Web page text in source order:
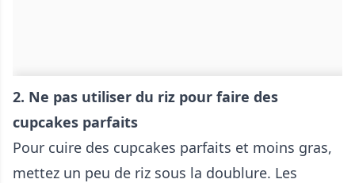
2. Ne pas utiliser du riz pour faire des
cupcakes parfaits
Pour cuire des cupcakes parfaits et moins gras,
mettez un peu de riz sous la doublure. Les